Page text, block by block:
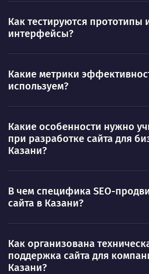
Как тестируются прототипы
интерфейсы?
Какие метрики
используем?
Какие особенности нужно
при разработке сайта для
Казани?
В чем специфика SEO-
сайта в Казани?
Как организована
поддержка сайта для
Казани?